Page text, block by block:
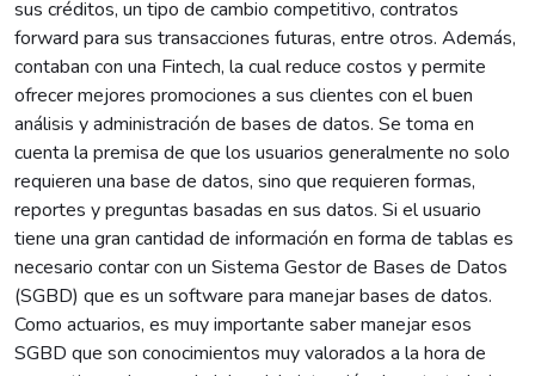
sus créditos, un tipo de cambio competitivo, contratos
forward para sus transacciones futuras, entre otros. Además,
contaban con una Fintech, la cual reduce costos y permite
ofrecer mejores promociones a sus clientes con el buen
análisis y administración de bases de datos. Se toma en
cuenta la premisa de que los usuarios generalmente no solo
requieren una base de datos, sino que requieren formas,
reportes y preguntas basadas en sus datos. Si el usuario
tiene una gran cantidad de información en forma de tablas es
necesario contar con un Sistema Gestor de Bases de Datos
(SGBD) que es un software para manejar bases de datos.
Como actuarios, es muy importante saber manejar esos
SGBD que son conocimientos muy valorados a la hora de